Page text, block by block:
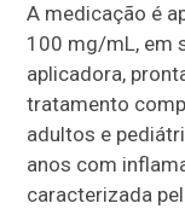
A medicação é
100 mg/mL, em
aplicadora,
tratamento
adultos e
anos com
caracterizada